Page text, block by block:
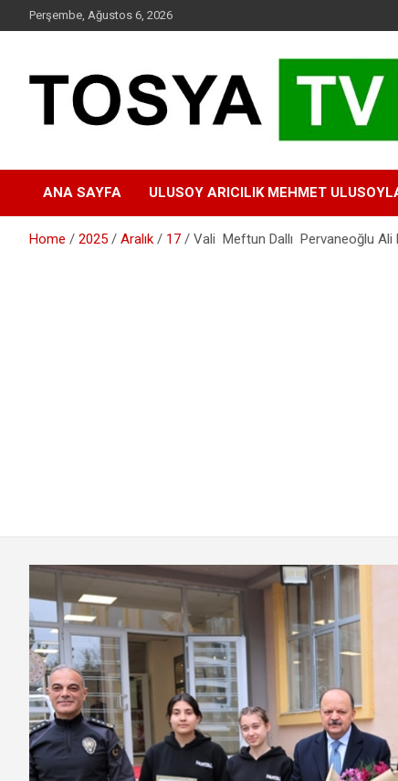
to
Perşembe, Ağustos 6, 2026
ANA SAYFA ULUSOY ARICILIK MEHMET
Home 2025 Aralık 17 Vali Meftun Dallı Pervaneoğlu Ali